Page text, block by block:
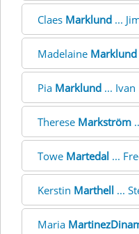
Claes Marklund ...
Madelaine Marklund
Pia Marklund ... Ivan
Therese Markström
Towe Martedal ...
Kerstin Marthell ...
Maria